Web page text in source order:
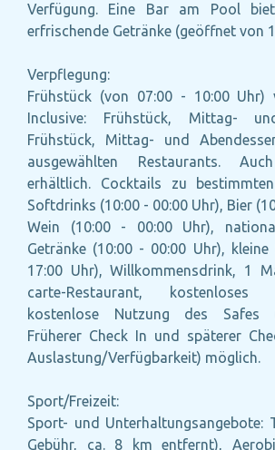
Verfügung. Eine Bar am Pool
erfrischende Getränke (geöffnet von
Verpflegung:
Frühstück (von 07:00 - 10:00
Inclusive: Frühstück, Mittag-
Frühstück, Mittag- und
ausgewählten Restaurants.
erhältlich. Cocktails zu bestimmten
Softdrinks (10:00 - 00:00 Uhr), Bier
Wein (10:00 - 00:00 Uhr),
Getränke (10:00 - 00:00 Uhr), kleine
17:00 Uhr), Willkommensdrink, 1
carte-Restaurant,
kostenlose Nutzung des Safes
Früherer Check In und späterer
Auslastung/Verfügbarkeit) möglich.
Sport/Freizeit:
Sport- und Unterhaltungsangebote:
Gebühr, ca. 8 km entfernt),